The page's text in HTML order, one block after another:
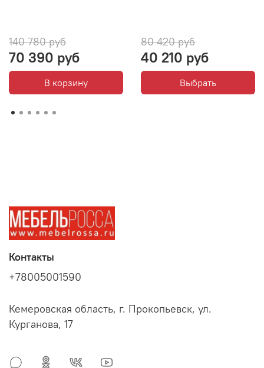
140 780 руб
70 390 руб
В корзину
80 420 руб
40 210 руб
Выбрать
Контакты
+78005001590
Кемеровская область, г. Прокопьевск, ул.
Курганова, 17